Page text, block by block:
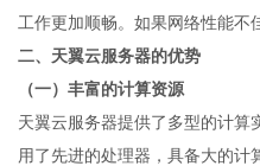
工作更加顺畅。如果网络性能不
二、天翼云服务器的优势
（一）丰富的计算资源
天翼云服务器提供了多型的计算
用了先进的处理器，具备大的计